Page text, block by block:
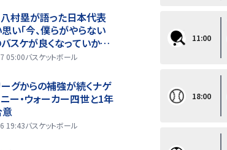
八村塁が語った日本代表
い「今、僕らがやらない
スケが良くなっていかな
05:00バスケットボール
グからの補強が続くナゲ
ー・ウォーカー四世と1年
意
19:43バスケットボール
11:00
18:00